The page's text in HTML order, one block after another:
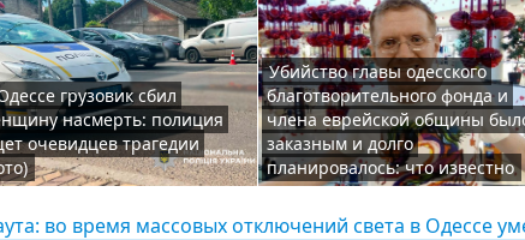
грузовик сбил
насмерть: полиция
очевидцев трагедии
Убийство главы одесского
благотворительного фонда и
члена еврейской общины
заказным и долго
планировалось: что известно
во время массовых отключений света в Одессе